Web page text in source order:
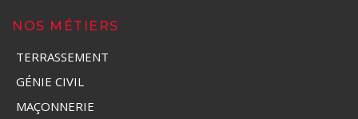
NOS MÉTIERS
TERRASSEMENT
GÉNIE CIVIL
MAÇONNERIE